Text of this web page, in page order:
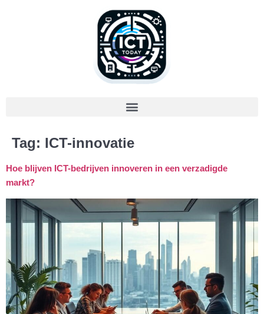
Tag: ICT-innovatie
Hoe blijven ICT-bedrijven innoveren in een verzadigde
markt?